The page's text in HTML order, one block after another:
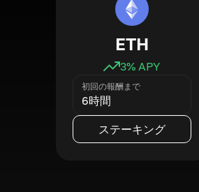
ETH
3% APY
初回の報酬まで
6時間
ステーキング